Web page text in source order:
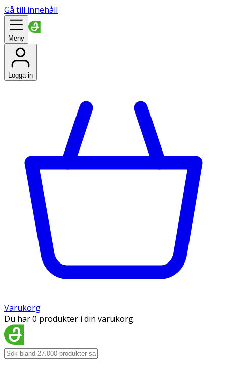
Gå till innehåll
Meny
Logga in
Varukorg
Du har 0 produkter i din varukorg.